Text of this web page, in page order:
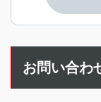
お問い合わ